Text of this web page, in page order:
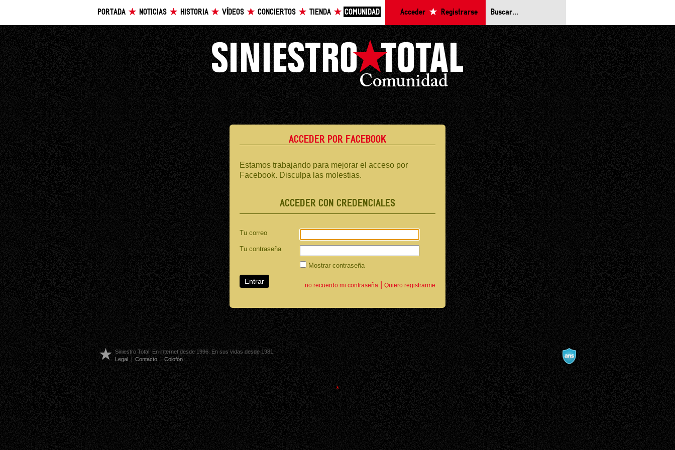
PORTADA NOTICIAS HISTORIA VÍDEOS CONCIERTOS TIENDA COMUNIDAD Acceder Registrarse
ACCEDER POR FACEBOOK
Estamos trabajando para mejorar el acceso por
Facebook. Disculpa las molestias.
ACCEDER CON CREDENCIALES
Tu correo
Tu contraseña
Mostrar contraseña
no recuerdo mi contraseña Quiero registrarme
Siniestro Total. En internet desde 1996. En sus vidas desde 1981.
Legal | Contacto | Colofón
*